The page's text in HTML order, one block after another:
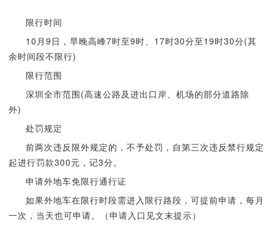
限行时间
10月9日，早晚高峰7时至9时、17时30分至19时30分(其
余时间段不限行)
限行范围
深圳全市范围(高速公路及进出口岸、机场的部分道路除
外)
处罚规定
前两次违反限外规定的，不予处罚，自第三次违反禁行规定
起进行罚款300元，记3分。
申请外地车免限行通行证
如果外地车在限行时段需进入限行路段，可提前申请，每月
一次，当天也可申请。（申请入口见文末提示）